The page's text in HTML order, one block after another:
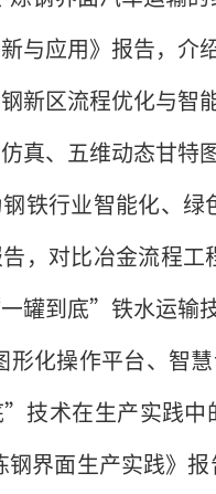
与应用》报告，
新区流程优化与智
真、五维动态甘特
铁行业智能化、
，对比冶金流程
罐到底”铁水运输
形化操作平台、智
技术在生产实践中
钢界面生产实践》